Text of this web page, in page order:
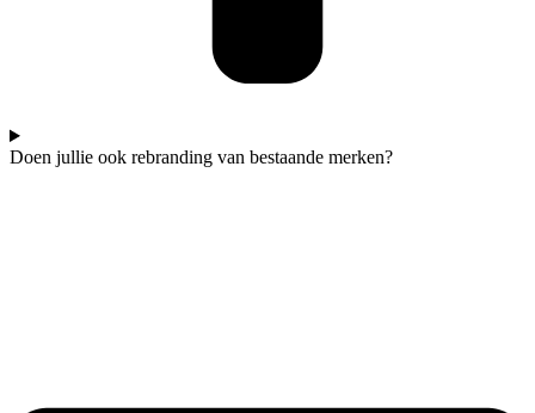
Doen jullie ook rebranding van bestaande merken?